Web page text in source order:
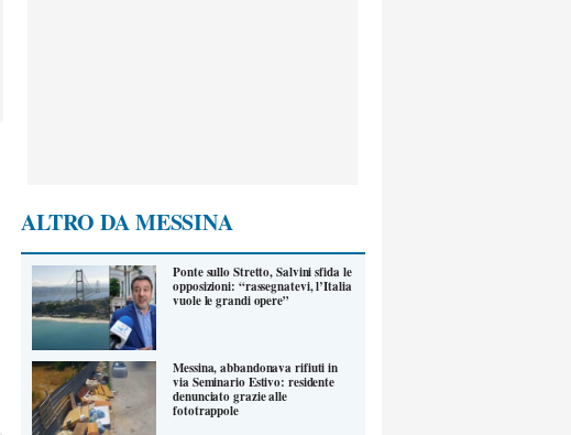
ALTRO DA MESSINA
Ponte sullo Stretto, Salvini sfida le
opposizioni: “rassegnatevi, l’Italia
vuole le grandi opere”
Messina, abbandonava rifiuti in
via Seminario Estivo: residente
denunciato grazie alle
fototrappole